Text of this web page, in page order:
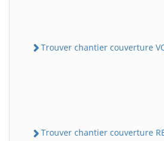
Trouver chantier couverture
Trouver chantier couverture